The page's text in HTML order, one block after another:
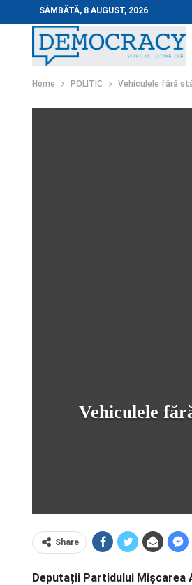
SÂMBĂTĂ, 8 AUGUST, 2026
Home POLITIC Vehiculele fără
Vehiculele
Share
Deputații Partidului Mișcarea